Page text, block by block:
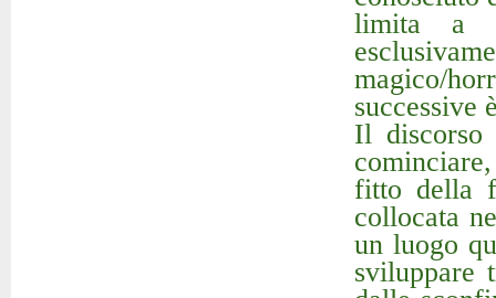
limita a
magico/
successive
Il discorso
fitto della
collocata
un luogo
sviluppare